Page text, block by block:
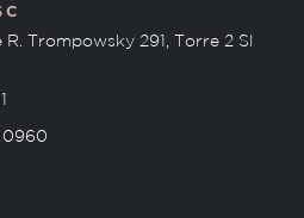
Trompowsky 291, Torre 2 Sl
0960